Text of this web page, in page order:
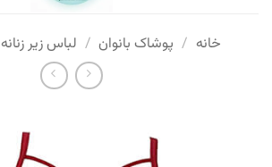
خانه / پوشاک بانوان / لباس زیر زنانه